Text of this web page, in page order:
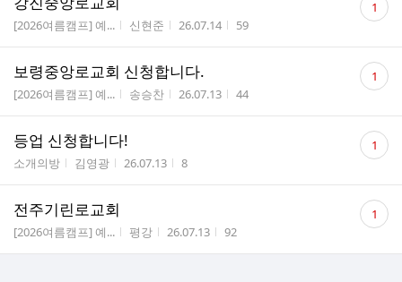
게시판명
[2026여름캠프] 예... 작성자
신현준 작성시간
26.07.14 조회수
59
글 1
보령중앙로교회 신청합니다.
게시판명
[2026여름캠프] 예... 작성자
송승찬 작성시간
26.07.13 조회수
44
댓
글 1
등업 신청합니다!
게시판명
소개의방 작성자
김영광 작성시간
26.07.13 조회수
8
댓
글 1
전주기린로교회
게시판명
[2026여름캠프] 예... 작성자
평강 작성시간
26.07.13 조회수
92
댓
글 1